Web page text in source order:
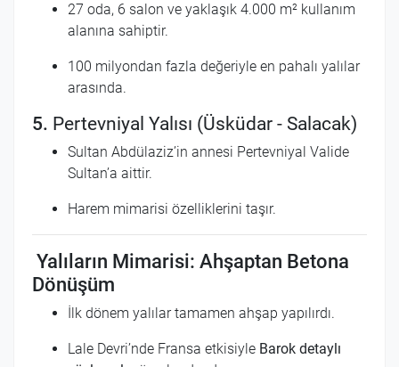
27 oda, 6 salon ve yaklaşık 4.000 m² kullanım
alanına sahiptir.
100 milyondan fazla değeriyle en pahalı yalılar
arasında.
5. Pertevniyal Yalısı (Üsküdar - Salacak)
Sultan Abdülaziz’in annesi Pertevniyal Valide
Sultan’a aittir.
Harem mimarisi özelliklerini taşır.
Yalıların Mimarisi: Ahşaptan Betona
Dönüşüm
İlk dönem yalılar tamamen ahşap yapılırdı.
Lale Devri’nde Fransa etkisiyle Barok detaylı